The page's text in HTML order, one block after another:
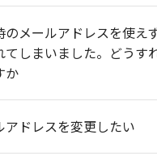
のメールアドレスを使え
てしまいました。どうす
か
アドレスを変更したい